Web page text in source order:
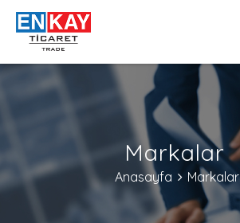
Markalar
Anasayfa Markalar